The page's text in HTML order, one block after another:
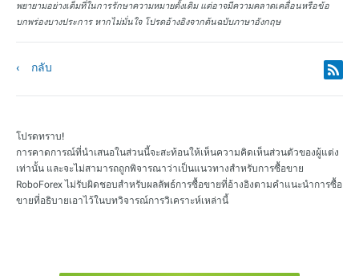
พยายามอย่างเต็มที่ในการรักษาความหมายดั้งเดิม แต่อาจมีความคลาดเคลื่อนหรือข้อ
บกพร่องบางประการ หากไม่มั่นใจ โปรดอ้างอิงจากต้นฉบับภาษาอังกฤษ
กลับ
โปรดทราบ!
การคาดการณ์ที่นำเสนอในส่วนนี้จะสะท้อนให้เห็นความคิดเห็นส่วนตัวของผู้แต่ง
เท่านั้น และจะไม่สามารถถูกพิจารณาว่าเป็นแนวทางสำหรับการซื้อขาย
RoboForex ไม่รับผิดชอบสำหรับผลลัพธ์การซื้อขายที่อ้างอิงตามคำแนะนำการซื้อ
ขายที่อธิบายเอาไว้ในบทวิจารณ์การวิเคราะห์เหล่านี้